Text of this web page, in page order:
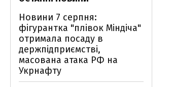
Новини 7 серпня:
фігурантка "плівок Міндіча"
отримала посаду в
держпідприємстві,
масована атака РФ на
Укрнафту